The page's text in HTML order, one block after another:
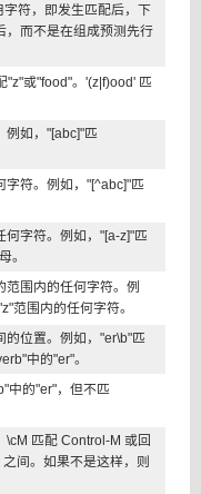
符，即发生匹配后，下
，而不是在组成预测先行
"z"或"food"。'(z|f)ood' 匹
例如，"[abc]"匹
字符。例如，"[^abc]"匹
字符。例如，"[a-z]"匹
。
围内的任何字符。例
范围内的任何字符。
的位置。例如，"er\b"匹
中的"er"。
中的"er"，但不匹
匹配 Control-M 或回
间。如果不是这样，则